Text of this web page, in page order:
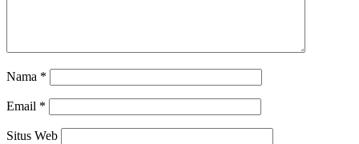
Nama *
Email *
Situs Web